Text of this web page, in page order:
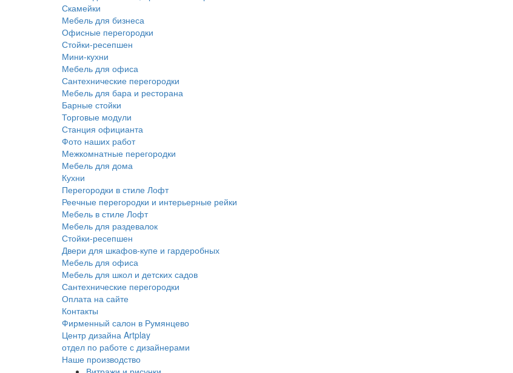
Скамейки
Мебель для бизнеса
Офисные перегородки
Стойки-ресепшен
Мини-кухни
Мебель для офиса
Сантехнические перегородки
Мебель для бара и ресторана
Барные стойки
Торговые модули
Станция официанта
Фото наших работ
Межкомнатные перегородки
Мебель для дома
Кухни
Перегородки в стиле Лофт
Реечные перегородки и интерьерные рейки
Мебель в стиле Лофт
Мебель для раздевалок
Стойки-ресепшен
Двери для шкафов-купе и гардеробных
Мебель для офиса
Мебель для школ и детских садов
Сантехнические перегородки
Оплата на сайте
Контакты
Фирменный салон в Румянцево
Центр дизайна Artplay
отдел по работе с дизайнерами
Наше производство